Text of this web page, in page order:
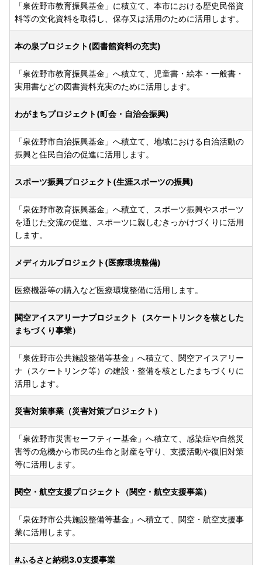
「泉佐野市教育振興基金」に積立て、本市における歴史民俗資
料等の文化資料を取得し、保存又は活用のために活用します。
本の泉プロジェクト(図書館資料の充実)
「泉佐野市教育振興基金」へ積立て、児童書・絵本・一般書・
実用書などの図書資料充実のために活用します。
わがまちプロジェクト(町会・自治会振興)
「泉佐野市自治振興基金」へ積立て、地域における自治活動の
振興と住民自治の促進に活用します。
スポーツ振興プロジェクト(生涯スポーツの振興)
「泉佐野市教育振興基金」へ積立て、スポーツ振興やスポーツ
を通じた交流の促進、スポーツに親しむきっかけづくりに活用
します。
メディカルプロジェクト(医療環境整備)
医療機器等の購入など医療環境整備に活用します。
関空アイスアリーナプロジェクト（スケートリンクを核とした
まちづくり事業）
「泉佐野市公共施設整備等基金」へ積立て、関空アイスアリー
ナ（スケートリンク等）の建設・整備を核としたまちづくりに
活用します。
災害対策事業（災害対策プロジェクト）
「泉佐野市災害セーフティー基金」へ積立て、感染症や自然災
害等の危機から市民の生命と財産を守り、支援活動や復旧対策
等に活用します。
関空・航空支援プロジェクト（関空・航空支援事業）
「泉佐野市公共施設整備等基金」へ積立て、関空・航空支援事
業に活用します。
#ふるさと納税3.0支援事業